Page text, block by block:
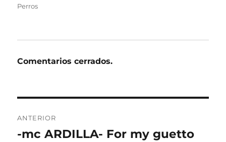
Perros
Comentarios cerrados.
de
ANTERIOR
Entrada
-mc ARDILLA- For my guetto